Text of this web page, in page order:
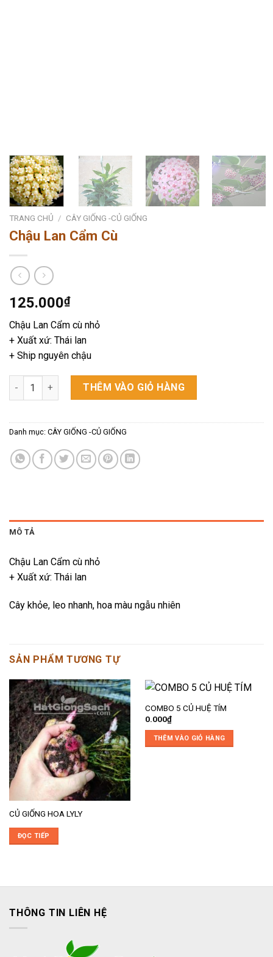
TRANG CHỦ / CÂY GIỐNG -CỦ GIỐNG
Chậu Lan Cẩm Cù
125.000₫
Chậu Lan Cẩm cù nhỏ
+ Xuất xứ: Thái lan
+ Ship nguyên chậu
Chậu Lan Cẩm Cù số lượngTHÊM VÀO GIỎ HÀNG
Danh mục: CÂY GIỐNG -CỦ GIỐNG
MÔ TẢ
Chậu Lan Cẩm cù nhỏ
+ Xuất xứ: Thái lan
Cây khỏe, leo nhanh, hoa màu ngẫu nhiên
SẢN PHẨM TƯƠNG TỰ
CỦ GIỐNG HOA LYLY
ĐỌC TIẾP
COMBO 5 CỦ HUỆ TÍM
0.000₫
THÊM VÀO GIỎ HÀNG
THÔNG TIN LIÊN HỆ